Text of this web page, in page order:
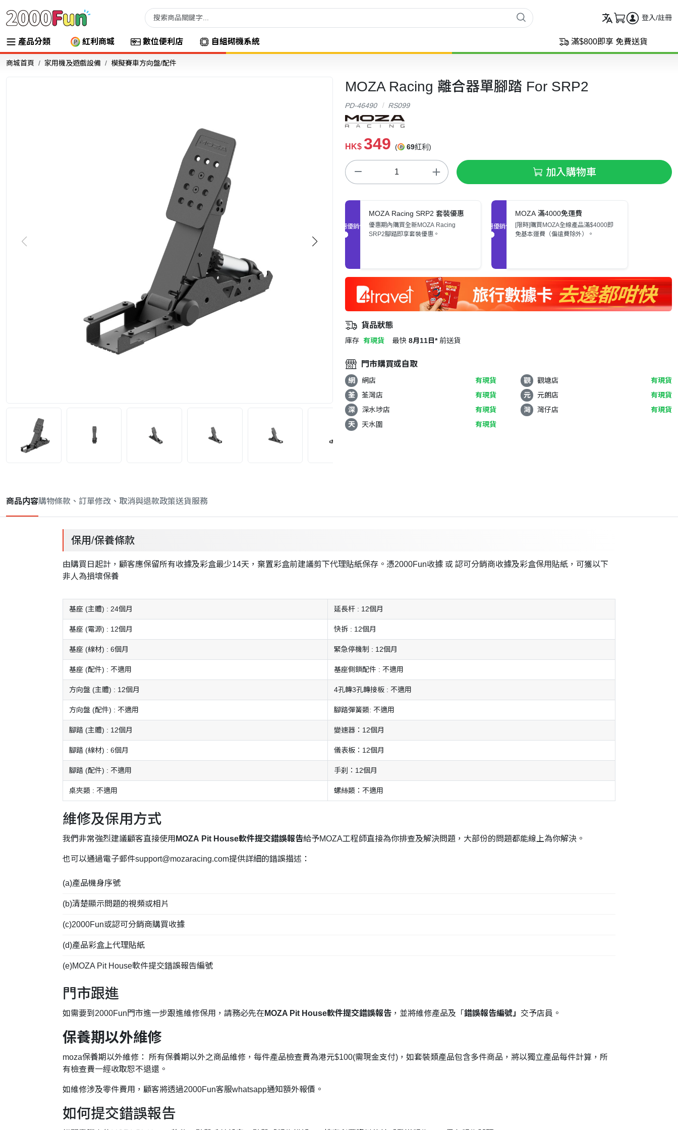
登入/註冊
產品分類 紅利商城 數位便利店 自組砌機系統 滿$800即享 免費送貨
商城首頁 家用機及遊戲設備 模擬賽車方向盤/配件
MOZA Racing 離合器單腳踏 For SRP2
PD-46490 RS099
HK$ 349 ( 69紅利)
加入購物車
促銷優惠
MOZA Racing SRP2 套裝優惠
優惠期內購買全新MOZA Racing
SRP2腳踏即享套裝優惠。
促銷優惠
MOZA 滿4000免運費
[限時]購買MOZA全線產品滿$4000即
免基本運費（偏遠費除外）。
貨品狀態
庫存 有現貨 最快 8月11日* 前送貨
門市購買或自取
網 網店 有現貨 觀 觀塘店
有現貨
荃
荃灣店 有現貨 元 元朗店
有現貨
深
深水埗店 有現貨 灣 灣仔店
有現貨
天
天水圍 有現貨
商品内容購物條款、訂單修改、取消與退款政策送貨服務
保用/保養條款
由購買日起計，顧客應保留所有收據及彩盒最少14天，棄置彩盒前建議剪下代理貼紙保存。憑2000Fun收據 或 認可分銷商收據及彩盒保用貼紙，可獲以下
非人為損壞保養
基座 (主體) : 24個月 延長杆 : 12個月
基座 (電源) : 12個月 快拆 : 12個月
基座 (線材) : 6個月 緊急停機制 : 12個月
基座 (配件) : 不適用 基座側鎖配件 : 不適用
方向盤 (主體) : 12個月 4孔轉3孔轉接板 : 不適用
方向盤 (配件) : 不適用 腳踏彈簧類: 不適用
腳踏 (主體) : 12個月 變速器：12個月
腳踏 (線材) : 6個月 儀表板：12個月
腳踏 (配件) : 不適用 手刹：12個月
桌夾類 : 不適用 螺絲類：不適用
維修及保用方式
我們非常強烈建議顧客直接使用 MOZA Pit House軟件提交錯誤報告給予MOZA工程師直接為你排查及解決問題，大部份的問題都能線上為你解決。
也可以通過電子郵件support@mozaracing.com提供詳細的錯誤描述：
(a)產品機身序號
(b)清楚顯示問題的視頻或相片
(c)2000Fun或認可分銷商購買收據
(d)產品彩盒上代理貼紙
(e)MOZA Pit House軟件提交錯誤報告編號
門市跟進
如需要到2000Fun門市進一步跟進維修保用，請務必先在 MOZA Pit House軟件提交錯誤報告 ，並將維修產品及「 錯誤報告編號」 交予店員。
保養期以外維修
moza保養期以外維修： 所有保養期以外之商品維修，每件產品檢查費為港元$100(需現金支付)，如套裝類產品包含多件商品，將以獨立產品每件計算，所
有檢查費一經收取恕不退還。
如維修涉及零件費用，顧客將透過2000Fun客服whatsapp通知額外報價。
如何提交錯誤報告